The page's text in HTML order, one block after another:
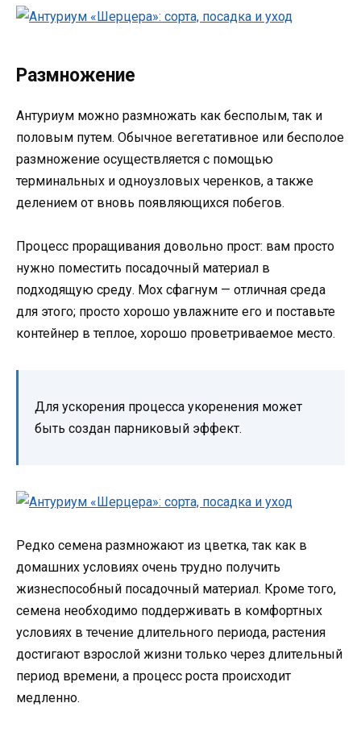
Размножение
Антуриум можно размножать как бесполым, так и
половым путем. Обычное вегетативное или бесполое
размножение осуществляется с помощью
терминальных и одноузловых черенков, а также
делением от вновь появляющихся побегов.
Процесс проращивания довольно прост: вам просто
нужно поместить посадочный материал в
подходящую среду. Мох сфагнум — отличная среда
для этого; просто хорошо увлажните его и поставьте
контейнер в теплое, хорошо проветриваемое место.
Для ускорения процесса укоренения может
быть создан парниковый эффект.
Редко семена размножают из цветка, так как в
домашних условиях очень трудно получить
жизнеспособный посадочный материал. Кроме того,
семена необходимо поддерживать в комфортных
условиях в течение длительного периода, растения
достигают взрослой жизни только через длительный
период времени, а процесс роста происходит
медленно.